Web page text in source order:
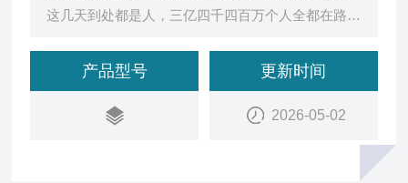
这几天到处都是人，三亿四千四百万个人全都在路上
产品型号 更新时间
2026-05-02